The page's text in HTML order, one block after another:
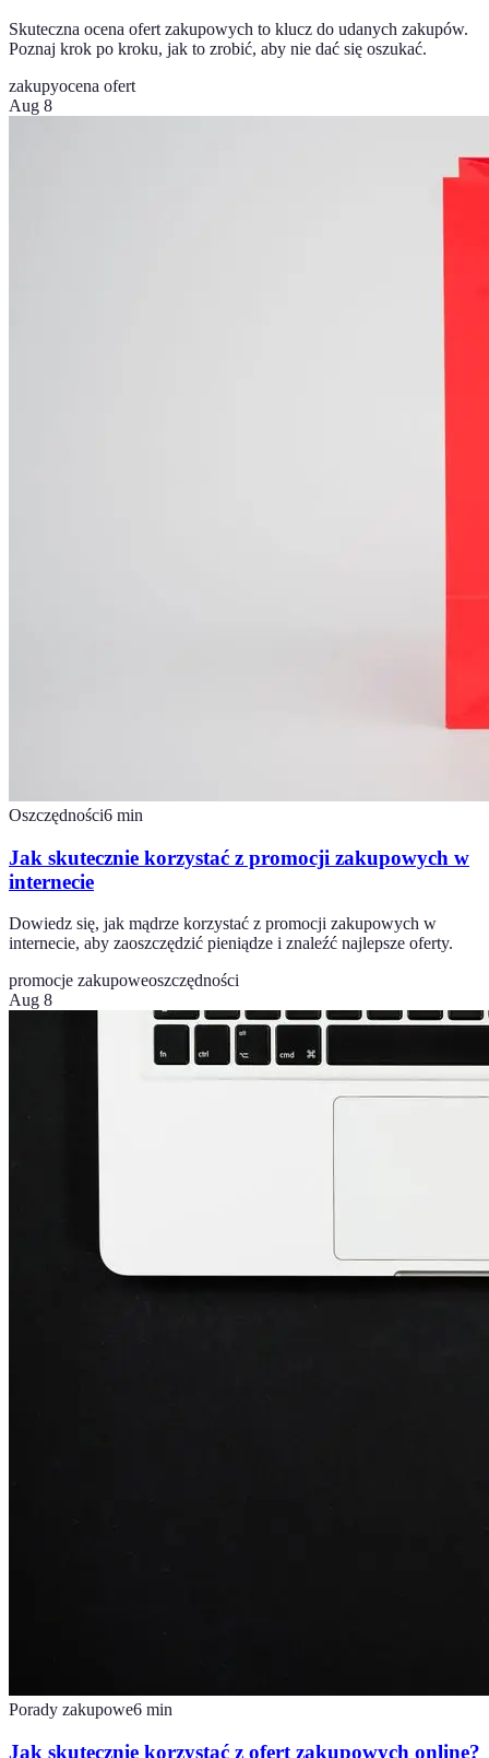
Skuteczna ocena ofert zakupowych to klucz do udanych zakupów.
Poznaj krok po kroku, jak to zrobić, aby nie dać się oszukać.
zakupyocena ofert
Aug 8
Oszczędności6 min
Jak skutecznie korzystać z promocji zakupowych w
internecie
Dowiedz się, jak mądrze korzystać z promocji zakupowych w
internecie, aby zaoszczędzić pieniądze i znaleźć najlepsze oferty.
promocje zakupoweoszczędności
Aug 8
Porady zakupowe6 min
Jak skutecznie korzystać z ofert zakupowych online?